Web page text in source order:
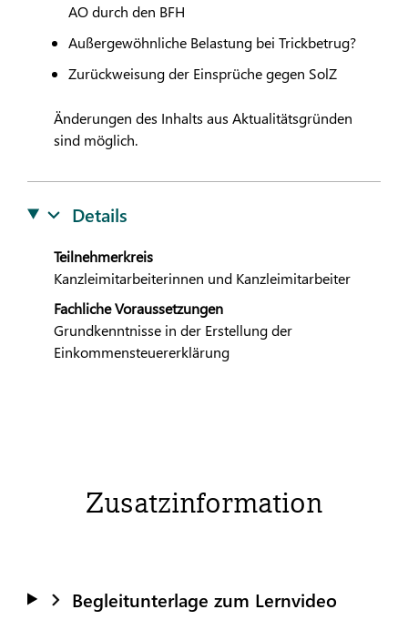
AO durch den BFH
Außergewöhnliche Belastung bei Trickbetrug?
Zurückweisung der Einsprüche gegen SolZ
Änderungen des Inhalts aus Aktualitätsgründen
sind möglich.
Details
Teilnehmerkreis
Kanzleimitarbeiterinnen und Kanzleimitarbeiter
Fachliche Voraussetzungen
Grundkenntnisse in der Erstellung der
Einkommensteuererklärung
Zusatzinformation
Begleitunterlage zum Lernvideo